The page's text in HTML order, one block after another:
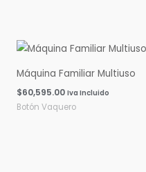
Máquina Familiar Multiuso
$60,595.00 Iva Incluido
Botón Vaquero